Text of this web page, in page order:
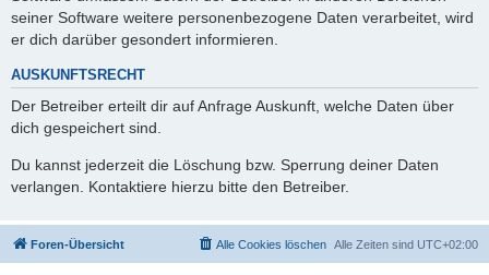
seiner Software weitere personenbezogene Daten verarbeitet, wird
er dich darüber gesondert informieren.
AUSKUNFTSRECHT
Der Betreiber erteilt dir auf Anfrage Auskunft, welche Daten über
dich gespeichert sind.
Du kannst jederzeit die Löschung bzw. Sperrung deiner Daten
verlangen. Kontaktiere hierzu bitte den Betreiber.
Foren-Übersicht Alle Zeiten sind UTC+02:00
Alle Cookies löschen